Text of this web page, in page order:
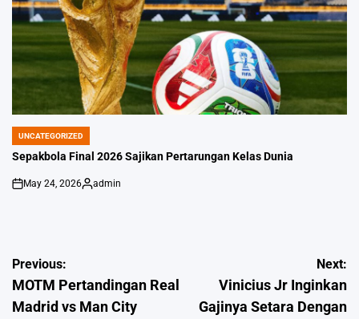
POSTED
IN
UNCATEGORIZED
Sepakbola Final 2026 Sajikan Pertarungan Kelas Dunia
on
May 24, 2026
Posted
admin
Post
navigation
Previous:
MOTM Pertandingan Real
Madrid vs Man City
Next:
Vinicius Jr Inginkan
Gajinya Setara Dengan